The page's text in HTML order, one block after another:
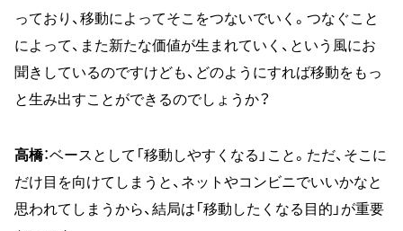
っており、移動によってそこをつないでいく。つなぐこと
によって、また新たな価値が生まれていく、という風にお
聞きしているのですけども、どのようにすれば移動をもっ
と生み出すことができるのでしょうか？
高橋：ベースとして「移動しやすくなる」こと。ただ、そこに
だけ目を向けてしまうと、ネットやコンビニでいいかなと
思われてしまうから、結局は「移動したくなる目的」が重要